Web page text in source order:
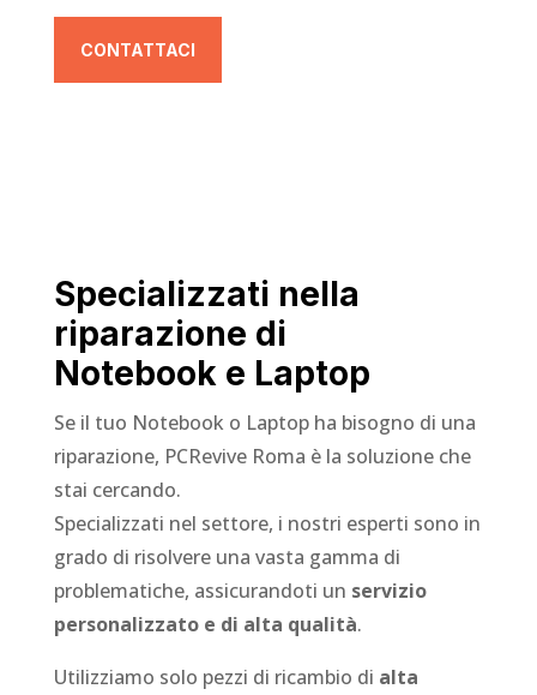
CONTATTACI
Specializzati nella
riparazione di
Notebook e Laptop
Se il tuo Notebook o Laptop ha bisogno di una
riparazione, PCRevive Roma è la soluzione che
stai cercando.
Specializzati nel settore, i nostri esperti sono in
grado di risolvere una vasta gamma di
problematiche, assicurandoti un servizio
personalizzato e di alta qualità.
Utilizziamo solo pezzi di ricambio di alta